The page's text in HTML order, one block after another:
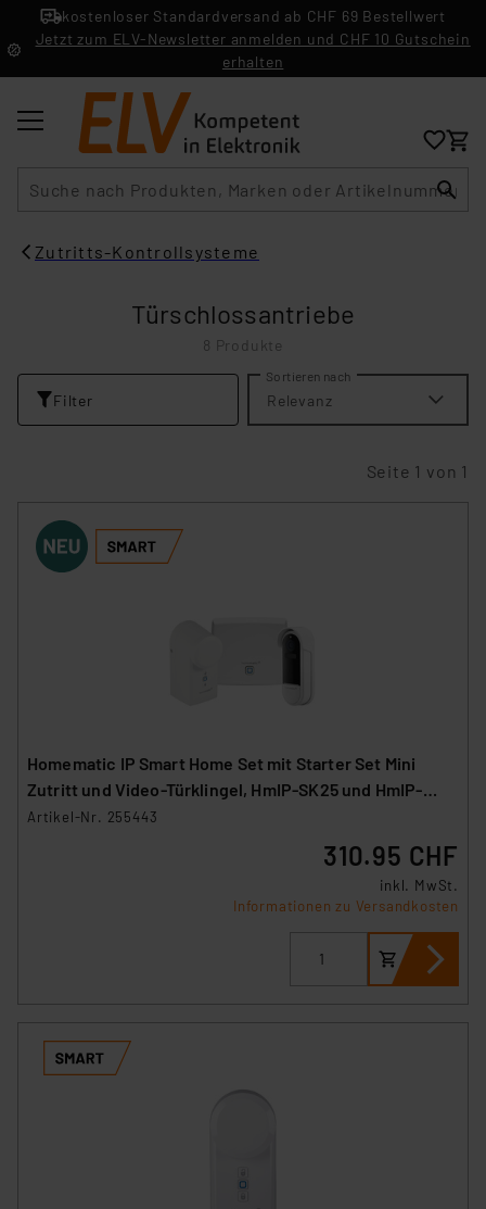
kostenloser Standardversand ab CHF 69 Bestellwert
Jetzt zum ELV-Newsletter anmelden und CHF 10 Gutschein
erhalten
Zutritts-Kontrollsysteme
Türschlossantriebe
8 Produkte
Filter
Sortieren nach
Relevanz
Seite 1 von 1
Homematic IP Smart Home Set mit Starter Set Mini
Zutritt und Video-Türklingel, HmIP-SK25 und HmIP-
CODB
Artikel-Nr. 255443
310.95 CHF
inkl. MwSt.
Informationen zu Versandkosten